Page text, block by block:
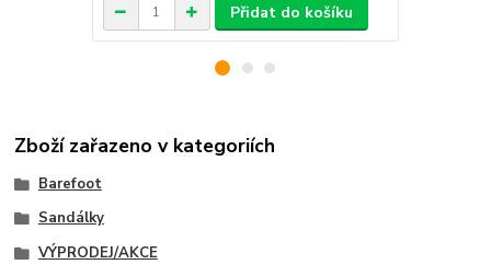
Přidat do košíku
Zboží zařazeno v kategoriích
Barefoot
Sandálky
VÝPRODEJ/AKCE